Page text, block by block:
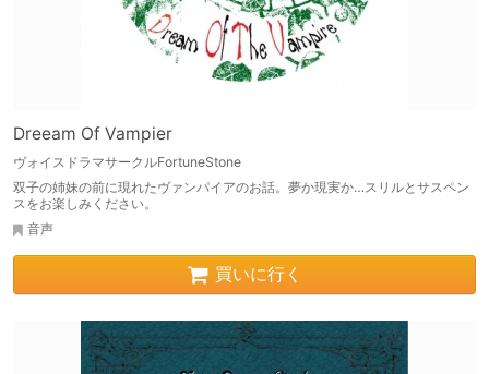
Dreeam Of Vampier
ヴォイスドラマサークルFortuneStone
双子の姉妹の前に現れたヴァンパイアのお話。夢か現実か…スリルとサスペン
スをお楽しみください。
音声
買いに行く